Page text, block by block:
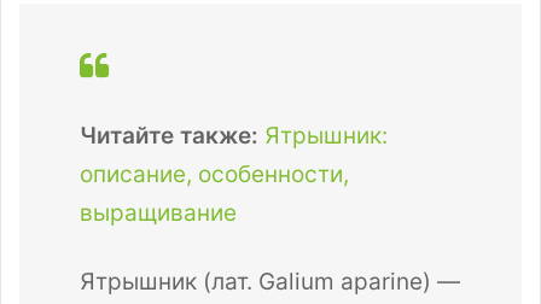
Читайте также: Ятрышник:
описание, особенности,
выращивание
Ятрышник (лат. Galium aparine) —